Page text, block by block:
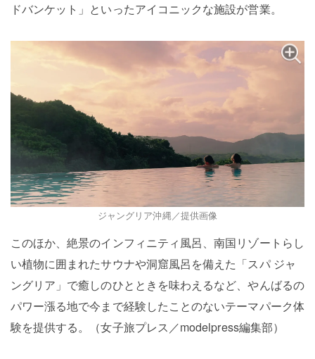
ドバンケット」といったアイコニックな施設が営業。
ジャングリア沖縄／提供画像
このほか、絶景のインフィニティ風呂、南国リゾートらし
い植物に囲まれたサウナや洞窟風呂を備えた「スパ ジャ
ングリア」で癒しのひとときを味わえるなど、やんばるの
パワー漲る地で今まで経験したことのないテーマパーク体
験を提供する。（女子旅プレス／modelpress編集部）